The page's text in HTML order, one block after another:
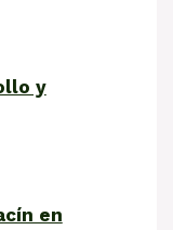
y
en